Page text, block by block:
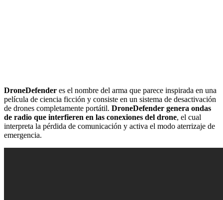
DroneDefender es el nombre del arma que parece inspirada en una
película de ciencia ficción y consiste en un sistema de desactivación
de drones completamente portátil. DroneDefender genera ondas
de radio que interfieren en las conexiones del drone, el cual
interpreta la pérdida de comunicación y activa el modo aterrizaje de
emergencia.